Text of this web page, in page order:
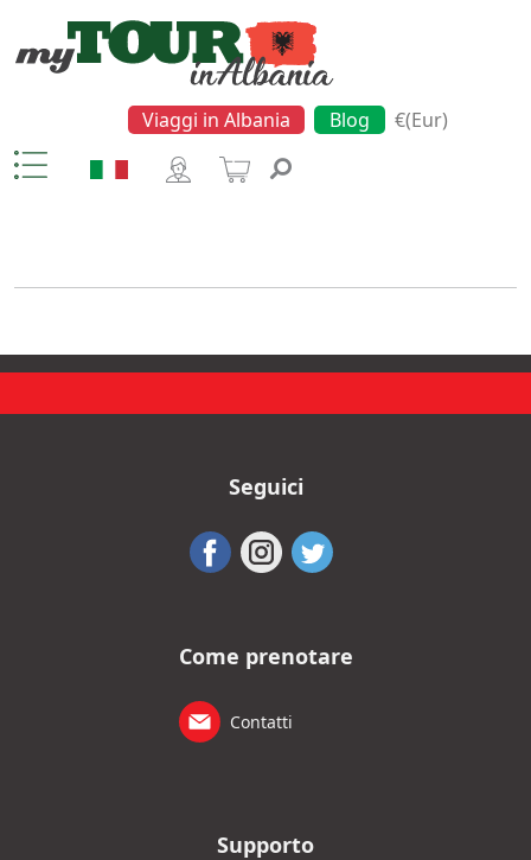
Viaggi in Albania Blog €(Eur)
Seguici
Come prenotare
Contatti
Supporto